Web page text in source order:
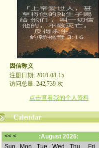
因信称义
注册日期: 2010-08-15
访问总量: 242,739 次
点击查看我的个人资料
Calendar